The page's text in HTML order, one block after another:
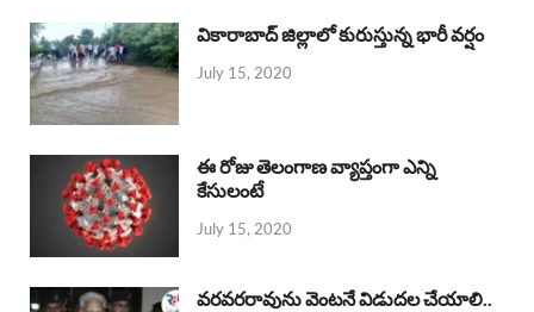
వికారాబాద్ జిల్లాలో కురుస్తున్న భారీ వర్షం
July 15, 2020
ఈ రోజు తెలంగాణ వ్యాప్తంగా ఎన్ని
కేసులంటే
July 15, 2020
వరవరరావును వెంటనే విడుదల చేయాలి..